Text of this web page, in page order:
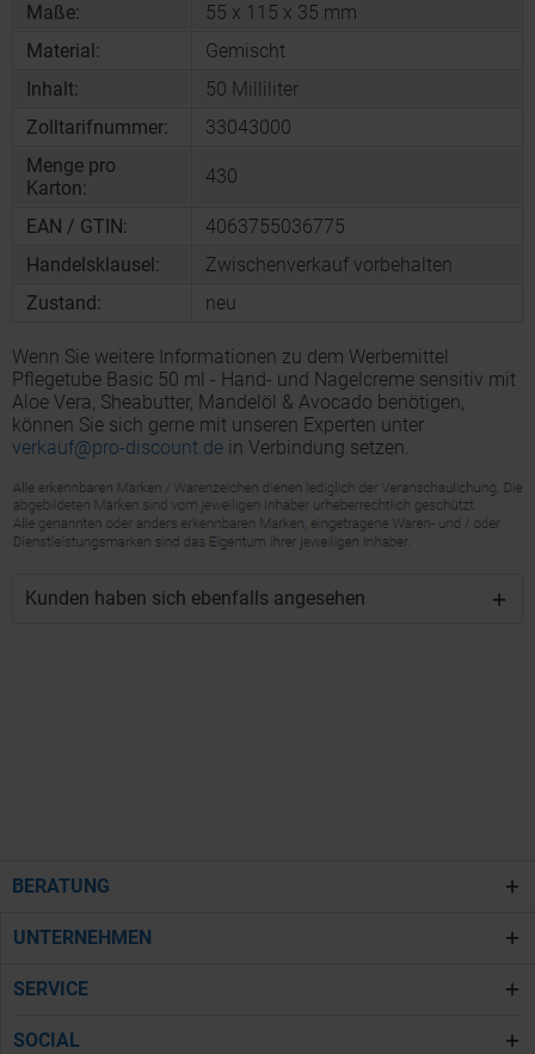
Maße:
55 x 115 x 35 mm
Material:
Gemischt
Inhalt:
50 Milliliter
Zolltarifnummer:
33043000
Menge pro
Karton:
430
EAN / GTIN:
4063755036775
Handelsklausel:
Zwischenverkauf vorbehalten
Zustand:
neu
Wenn Sie weitere Informationen zu dem Werbemittel
Pflegetube Basic 50 ml - Hand- und Nagelcreme sensitiv mit
Aloe Vera, Sheabutter, Mandelöl & Avocado benötigen,
können Sie sich gerne mit unseren Experten unter
verkauf@pro-discount.de in Verbindung setzen.
Kunden haben sich ebenfalls angesehen
BERATUNG
UNTERNEHMEN
SERVICE
SOCIAL